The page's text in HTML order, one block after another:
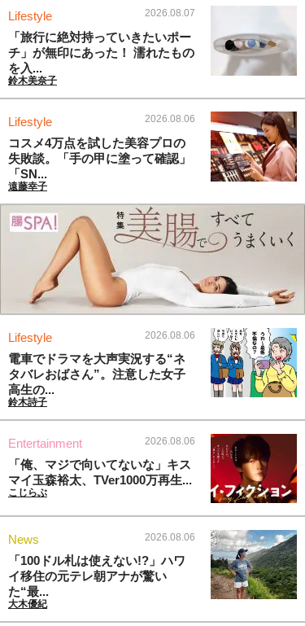
Lifestyle 2026.08.07
「旅行に絶対持っていきたいポー
チ」が無印にあった！ 濡れたもの
を入...
鈴木美奈子
Lifestyle 2026.08.06
コスメ4万点を試した美容プロの
失敗談。「手の甲に塗って確認」
「SN...
遠藤幸子
Lifestyle 2026.08.06
電車でドラマを大声実況する“ネ
タバレおばさん”。注意した女子
高生の...
鈴木詩子
Entertainment 2026.08.06
「俺、マジで向いてないな」キス
マイ玉森裕太、TVer1000万再生...
こじらぶ
News 2026.08.06
「100ドル札は使えない!?」ハワ
イ移住の元テレ朝アナが驚い
た“最...
大木優紀